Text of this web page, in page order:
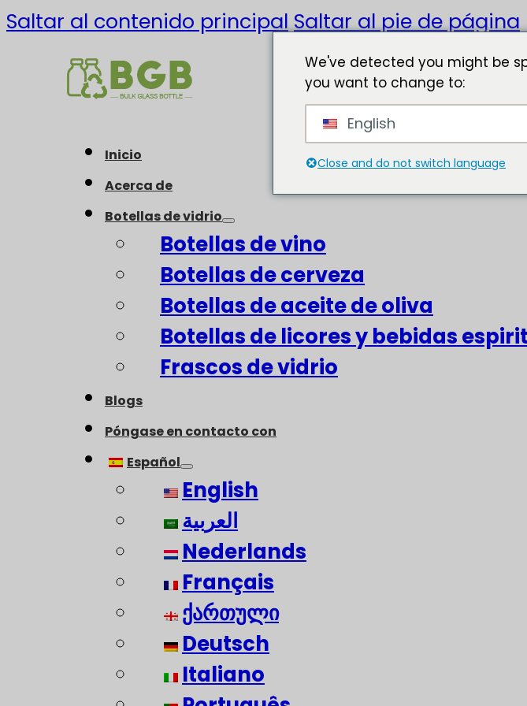
Saltar al contenido principalSaltar al pie de página
Inicio
Acerca de
Botellas de vidrio
Botellas de vino
Botellas de cerveza
Botellas de aceite de oliva
Botellas de licores y bebidas
Frascos de vidrio
Blogs
Póngase en contacto con
Español
English
العربية
Nederlands
Français
ქართული
Deutsch
Italiano
We've detected you might be
you want to change to:
English
Close and do not switch language